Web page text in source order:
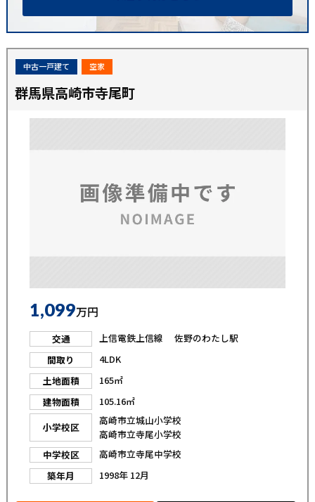
中古一戸建て 空家
群馬県高崎市寺尾町
1,099万円
交通
上信電鉄上信線 佐野のわたし駅
間取り
4LDK
土地面積
165㎡
建物面積
105.16㎡
小学校区
高崎市立城山小学校
高崎市立寺尾小学校
中学校区
高崎市立寺尾中学校
築年月
1998年 12月